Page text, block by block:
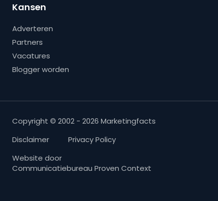
Kansen
Adverteren
Partners
Vacatures
Blogger worden
Copyright © 2002 - 2026 Marketingfacts
Disclaimer
Privacy Policy
Website door
Communicatiebureau Proven Context